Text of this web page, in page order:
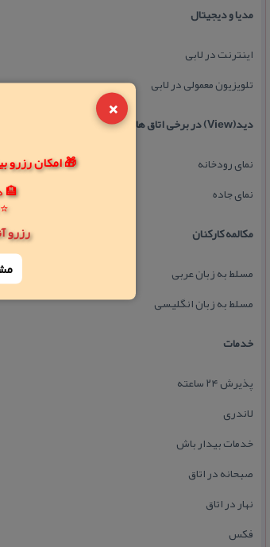
×
🎁 امکان رزرو بیش از 1000 هتل و اقامتگاه
🏨
⭐ از 1
رزرو
مدیا و دیجیتال
اینترنت در لابی
تلویزیون معمولی در لابی
دید(View) در برخی اتاق ها
نمای رودخانه
نمای جاده
مكالمه كاركنان
مسلط به زبان عربی
مسلط به زبان انگلیسی
خدمات
پذیرش ۲۴ ساعته
لاندری
خدمات بیدار باش
صبحانه در اتاق
نهار در اتاق
فكس